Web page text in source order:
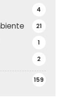
159
4
21
1
2